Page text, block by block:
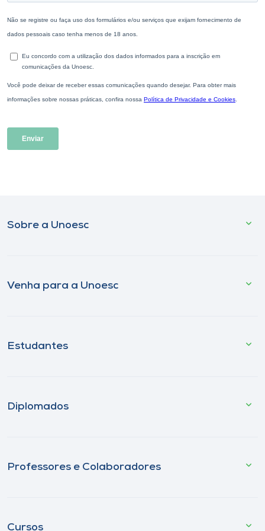
Sobre a Unoesc
Venha para a Unoesc
Estudantes
Diplomados
Professores e Colaboradores
Cursos